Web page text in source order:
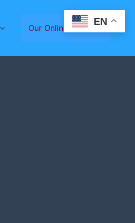
Our Online Services
EN